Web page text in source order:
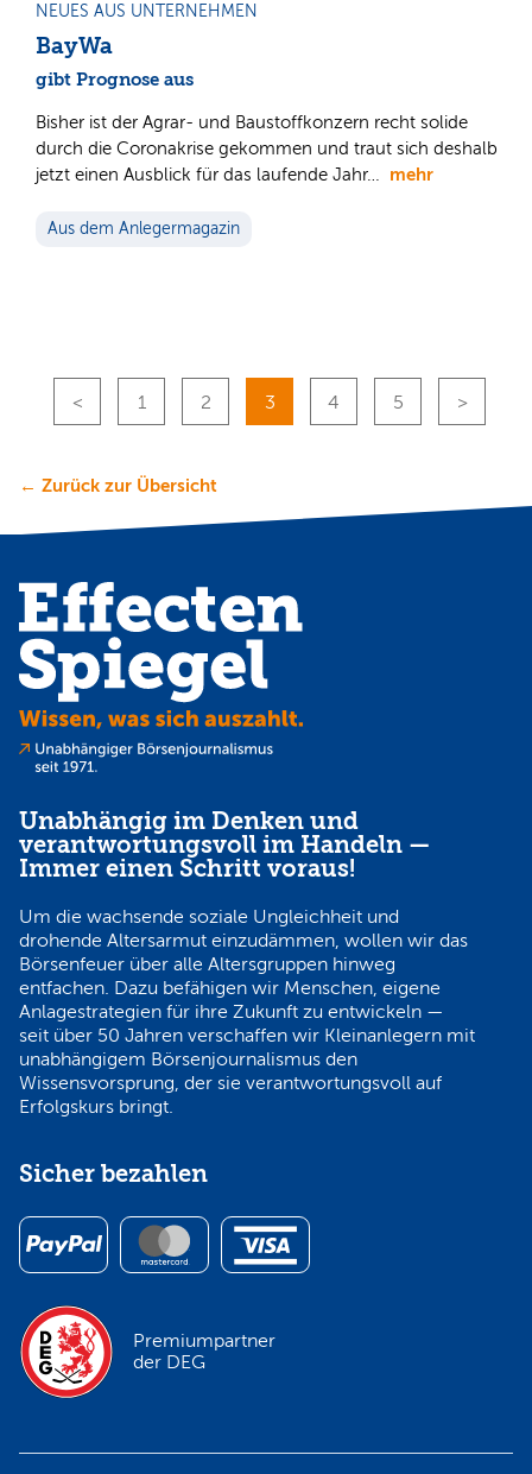
NEUES AUS UNTERNEHMEN
BayWa
gibt Prognose aus
Bisher ist der Agrar- und Baustoffkonzern recht solide
durch die Coronakrise gekommen und traut sich deshalb
jetzt einen Ausblick für das laufende Jahr… mehr
Aus dem Anlegermagazin
1 2 3 4 5
← Zurück zur Übersicht
Unabhängig im Denken und
verantwortungsvoll im Handeln —
Immer einen Schritt voraus!
Um die wachsende soziale Ungleichheit und
drohende Altersarmut einzudämmen, wollen wir das
Börsenfeuer über alle Altersgruppen hinweg
entfachen. Dazu befähigen wir Menschen, eigene
Anlagestrategien für ihre Zukunft zu entwickeln —
seit über 50 Jahren verschaffen wir Kleinanlegern mit
unabhängigem Börsenjournalismus den
Wissensvorsprung, der sie verantwortungsvoll auf
Erfolgskurs bringt.
Sicher bezahlen
Premiumpartner
der DEG